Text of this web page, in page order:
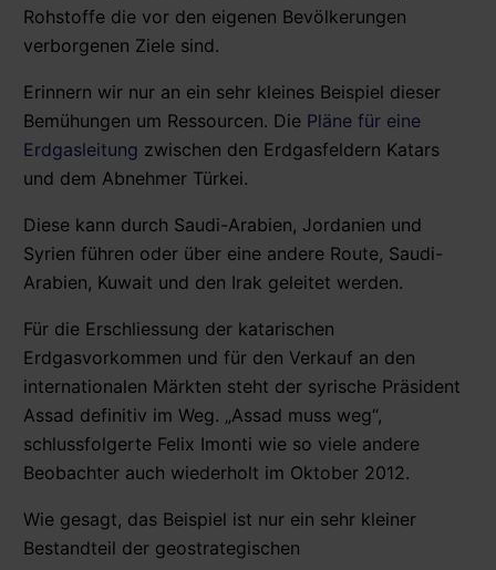
Rohstoffe die vor den eigenen Bevölkerungen
verborgenen Ziele sind.
Erinnern wir nur an ein sehr kleines Beispiel dieser
Bemühungen um Ressourcen. Die Pläne für eine
Erdgasleitung zwischen den Erdgasfeldern Katars
und dem Abnehmer Türkei.
Diese kann durch Saudi-Arabien, Jordanien und
Syrien führen oder über eine andere Route, Saudi-
Arabien, Kuwait und den Irak geleitet werden.
Für die Erschliessung der katarischen
Erdgasvorkommen und für den Verkauf an den
internationalen Märkten steht der syrische Präsident
Assad definitiv im Weg. „Assad muss weg“,
schlussfolgerte Felix Imonti wie so viele andere
Beobachter auch wiederholt im Oktober 2012.
Wie gesagt, das Beispiel ist nur ein sehr kleiner
Bestandteil der geostrategischen